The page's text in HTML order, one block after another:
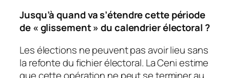
Jusqu’à quand va s’étendre cette période
de « glissement » du calendrier électoral ?
Les élections ne peuvent pas avoir lieu sans
la refonte du fichier électoral. La Ceni estime